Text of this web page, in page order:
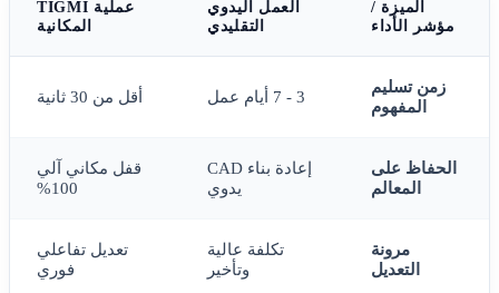
الميزة /
مؤشر الأداء
العمل اليدوي
التقليدي
عملية TIGMI
المكانية
زمن تسليم
المفهوم
3 - 7 أيام عمل أقل من 30 ثانية
الحفاظ على
المعالم
إعادة بناء CAD
يدوي
قفل مكاني آلي
100%
مرونة
التعديل
تكلفة عالية
وتأخير
تعديل تفاعلي
فوري